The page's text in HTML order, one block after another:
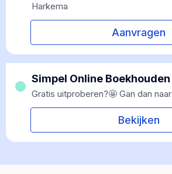
Harkema
Aanvragen
Simpel Online Boekhouden
Gratis uitproberen?🤩 Gan dan naar
Bekijken